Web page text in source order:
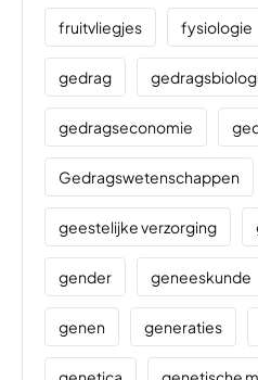
fruitvliegjes fysiologie
gedrag
gedragseconomie
Gedragswetenschappen
geestelijke verzorging
gender geneeskunde
genen generaties